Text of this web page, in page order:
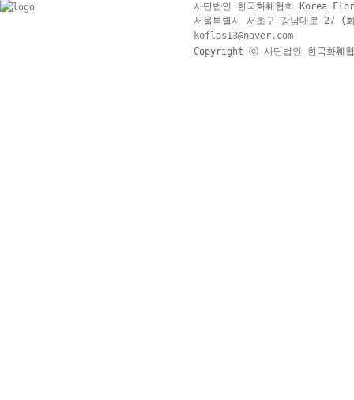
사단법인 한국화훼협회 Korea
서울특별시 서초구 강남대로
koflas13@naver.com
Copyright ⓒ 사단법인 한국화